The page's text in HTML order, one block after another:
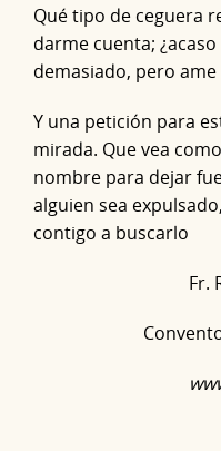
Qué tipo de ceguera
darme cuenta;
demasiado, pero ame
Y una petición para
mirada. Que vea
nombre para dejar
alguien sea
contigo a buscarlo
Fr.